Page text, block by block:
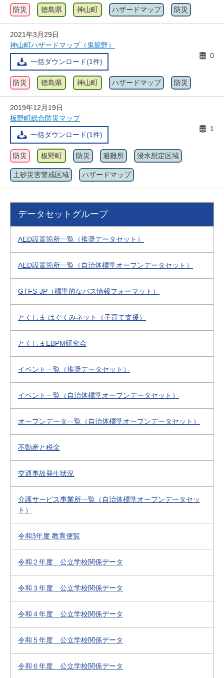
防災 徳島県 神山町 ハザードマップ 防災
2021年3月29日
神山町ハザードマップ（鬼籠野）
一括ダウンロード(1件)
0
防災 徳島県 神山町 ハザードマップ 防災
2019年12月19日
板野町総合防災マップ
一括ダウンロード(1件)
1
防災 板野町 防災 避難所 浸水想定区域
土砂災害警戒区域 ハザードマップ
データセットグループ
AED設置箇所一覧（推奨データセット）
AED設置箇所一覧（自治体標準オープンデータセット）
GTFS-JP（標準的なバス情報フォーマット）
とくしま はぐくみネット（子育て支援）
とくしまEBPM研究会
イベント一覧（推奨データセット）
イベント一覧（自治体標準オープンデータセット）
オープンデータ一覧（自治体標準オープンデータセット）
不動産と税金
交通事故発生状況
介護サービス事業所一覧（自治体標準オープンデータセッ
ト）
令和3年度 教育便覧
令和２年度 公立学校関係データ
令和３年度 公立学校関係データ
令和４年度 公立学校関係データ
令和５年度 公立学校関係データ
令和６年度 公立学校関係データ